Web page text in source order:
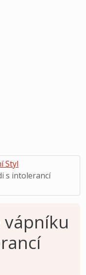
Styl
s intolerancí
vápníku